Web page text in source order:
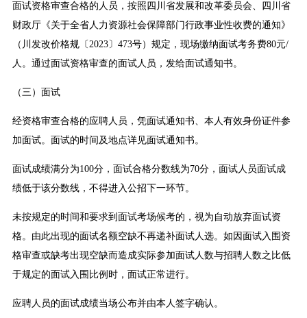
面试资格审查合格的人员，按照四川省发展和改革委员会、四川省
财政厅《关于全省人力资源社会保障部门行政事业性收费的通知》
（川发改价格规〔2023〕473号）规定，现场缴纳面试考务费80元/
人。通过面试资格审查的面试人员，发给面试通知书。
（三）面试
经资格审查合格的应聘人员，凭面试通知书、本人有效身份证件参
加面试。面试的时间及地点详见面试通知书。
面试成绩满分为100分，面试合格分数线为70分，面试人员面试成
绩低于该分数线，不得进入公招下一环节。
未按规定的时间和要求到面试考场候考的，视为自动放弃面试资
格。由此出现的面试名额空缺不再递补面试人选。如因面试入围资
格审查或缺考出现空缺而造成实际参加面试人数与招聘人数之比低
于规定的面试入围比例时，面试正常进行。
应聘人员的面试成绩当场公布并由本人签字确认。